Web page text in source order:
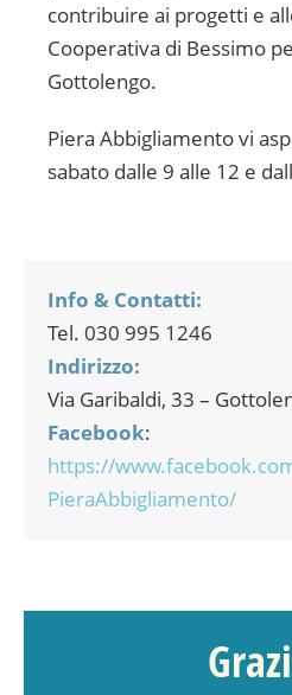
contribuire ai progetti e
Cooperativa di Bessimo
Gottolengo.
Piera Abbigliamento vi
sabato dalle 9 alle 12 e
Info & Contatti:
Tel. 030 995 1246
Indirizzo:
Via Garibaldi, 33 –
Facebook:
https://
PieraAbbigliamento/